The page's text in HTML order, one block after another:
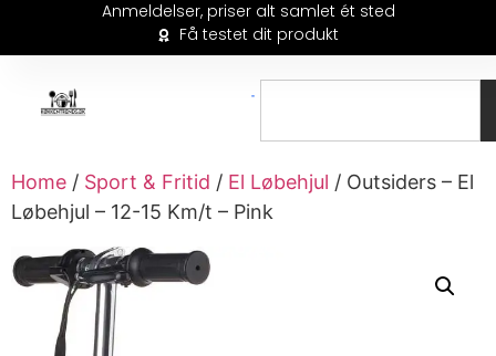
Anmeldelser, priser alt samlet ét sted
Få testet dit produkt
Home / Sport & Fritid / El Løbehjul / Outsiders – El
Løbehjul – 12-15 Km/t – Pink